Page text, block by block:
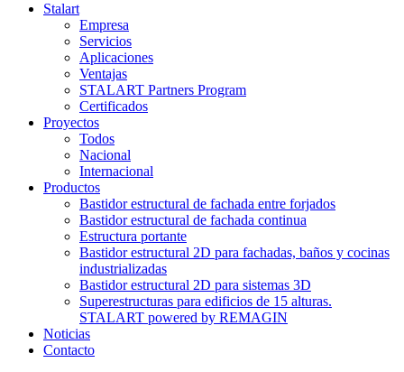
Stalart
Empresa
Servicios
Aplicaciones
Ventajas
STALART Partners Program
Certificados
Proyectos
Todos
Nacional
Internacional
Productos
Bastidor estructural de fachada entre forjados
Bastidor estructural de fachada continua
Estructura portante
Bastidor estructural 2D para fachadas, baños y cocinas
industrializadas
Bastidor estructural 2D para sistemas 3D
Superestructuras para edificios de 15 alturas.
STALART powered by REMAGIN
Noticias
Contacto